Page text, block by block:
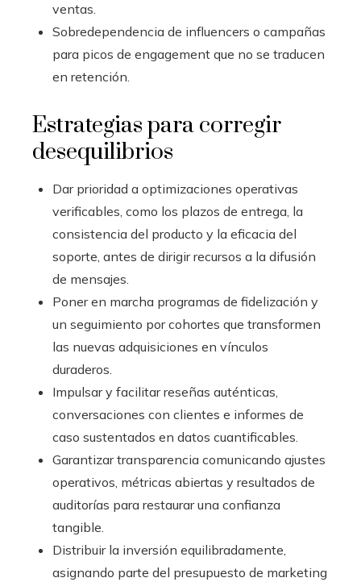
ventas.
Sobredependencia de influencers o campañas
para picos de engagement que no se traducen
en retención.
Estrategias para corregir
desequilibrios
Dar prioridad a optimizaciones operativas
verificables, como los plazos de entrega, la
consistencia del producto y la eficacia del
soporte, antes de dirigir recursos a la difusión
de mensajes.
Poner en marcha programas de fidelización y
un seguimiento por cohortes que transformen
las nuevas adquisiciones en vínculos
duraderos.
Impulsar y facilitar reseñas auténticas,
conversaciones con clientes e informes de
caso sustentados en datos cuantificables.
Garantizar transparencia comunicando ajustes
operativos, métricas abiertas y resultados de
auditorías para restaurar una confianza
tangible.
Distribuir la inversión equilibradamente,
asignando parte del presupuesto de marketing